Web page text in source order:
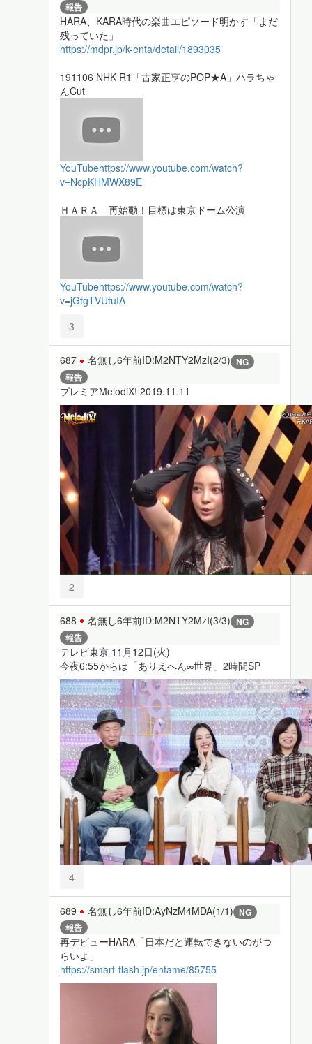
報告
HARA、KARA時代の楽曲エピソード明かす「まだ
残っていた」
https://mdpr.jp/k-enta/detail/1893035
191106 NHK R1「古家正亨のPOP★A」ハラちゃ
んCut
YouTubehttps://www.youtube.com/watch?
v=NcpKHMWX89E
ＨＡＲＡ 再始動！目標は東京ドーム公演
YouTubehttps://www.youtube.com/watch?
v=jGtgTVUtuIA
3
687 名無し6年前ID:M2NTY2MzI(2/3) NG
報告
プレミアMelodiX! 2019.11.11
2
688 名無し6年前ID:M2NTY2MzI(3/3) NG
報告
テレビ東京 11月12日(火)
今夜6:55からは「ありえへん∞世界」2時間SP
4
689 名無し6年前ID:AyNzM4MDA(1/1) NG
報告
再デビューHARA「日本だと運転できないのがつ
らいよ」
https://smart-flash.jp/entame/85755